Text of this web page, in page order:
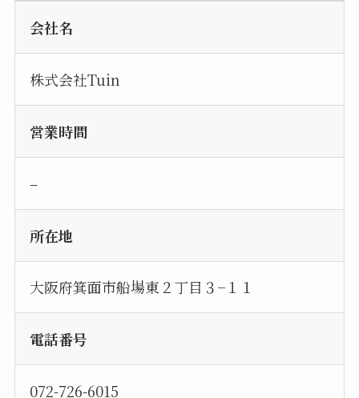
会社名
株式会社Tuin
営業時間
–
所在地
大阪府箕面市船場東２丁目３−１１
電話番号
072-726-6015